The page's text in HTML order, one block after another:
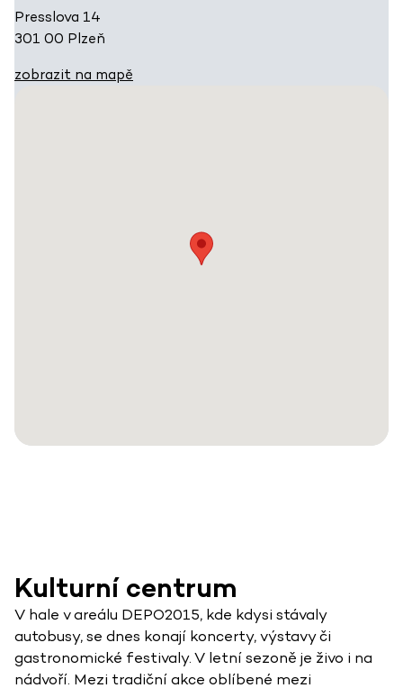
Presslova 14
301 00 Plzeň
zobrazit na mapě
Kulturní centrum
V hale v areálu DEPO2015, kde kdysi stávaly
autobusy, se dnes konají koncerty, výstavy či
gastronomické festivaly. V letní sezoně je živo i na
nádvoří. Mezi tradiční akce oblíbené mezi